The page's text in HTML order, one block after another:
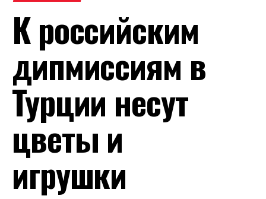
К российским
дипмиссиям в
Турции несут
цветы и
игрушки